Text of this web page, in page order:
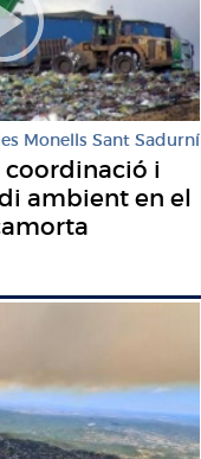
Monells Sant Sadurní
i
ambient en el